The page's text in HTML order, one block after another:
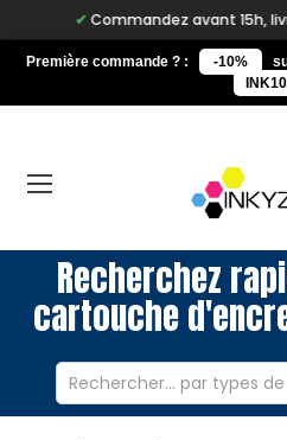
Commandez avant 15h, livré
Première commande ? : -10%
INK10
Recherchez
cartouche